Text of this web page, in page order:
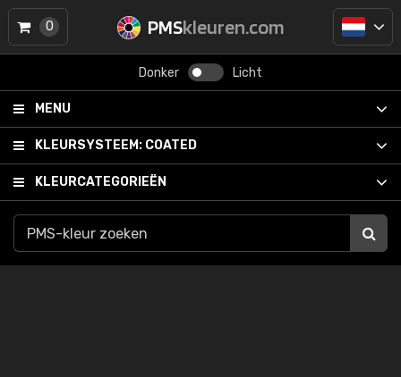
PMSkleuren.com
Donker Licht
MENU
KLEURSYSTEEM: COATED
KLEURCATEGORIEËN
0